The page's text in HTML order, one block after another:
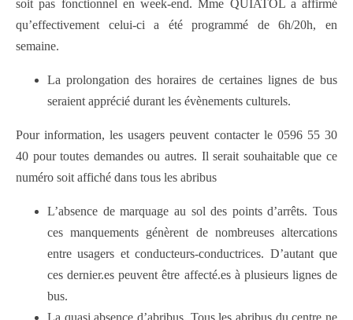
soit pas fonctionnel en week-end. Mme QUIATOL a affirmé
qu’effectivement celui-ci a été programmé de 6h/20h, en
semaine.
La prolongation des horaires de certaines lignes de bus
seraient apprécié durant les évènements culturels.
Pour information, les usagers peuvent contacter le 0596 55 30
40 pour toutes demandes ou autres. Il serait souhaitable que ce
numéro soit affiché dans tous les abribus
L’absence de marquage au sol des points d’arrêts. Tous
ces manquements génèrent de nombreuses altercations
entre usagers et conducteurs-conductrices. D’autant que
ces dernier.es peuvent être affecté.es à plusieurs lignes de
bus.